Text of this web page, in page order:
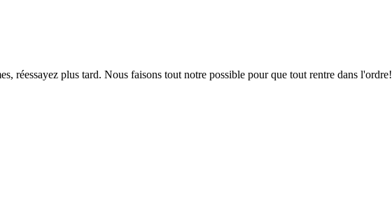
réessayez plus tard. Nous faisons tout notre possible pour que tout rentre dans l'ordre!